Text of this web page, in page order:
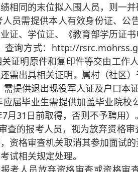
相同的末位拟入围人员，则一并
员需提供本人有效身份证、公
证、学位证、《教育部学历证
查询方式：http://
证明原件和复印件等交由工
需出具相关证明，属村（社区
提供退出现役军人证及户口本证
届毕业生需提供加盖毕业院
31日前取得，否则不予聘用）。
查的报考人员，视为放弃资格
资格审查机关取消其参加面试
试相关规定处理。
考人员放弃资格审查或资格审